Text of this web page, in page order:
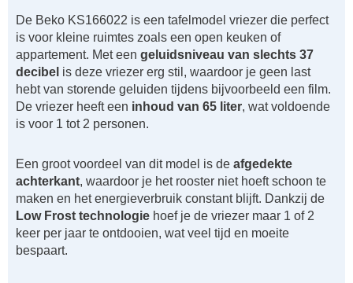
De Beko KS166022 is een tafelmodel vriezer die perfect
is voor kleine ruimtes zoals een open keuken of
appartement. Met een geluidsniveau van slechts 37
decibel is deze vriezer erg stil, waardoor je geen last
hebt van storende geluiden tijdens bijvoorbeeld een film.
De vriezer heeft een inhoud van 65 liter, wat voldoende
is voor 1 tot 2 personen.
Een groot voordeel van dit model is de afgedekte
achterkant, waardoor je het rooster niet hoeft schoon te
maken en het energieverbruik constant blijft. Dankzij de
Low Frost technologie hoef je de vriezer maar 1 of 2
keer per jaar te ontdooien, wat veel tijd en moeite
bespaart.